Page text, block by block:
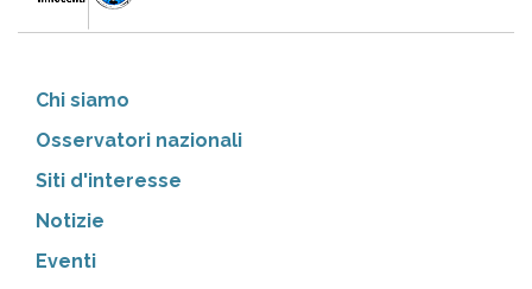
Chi siamo
Osservatori nazionali
Siti d'interesse
Notizie
Eventi